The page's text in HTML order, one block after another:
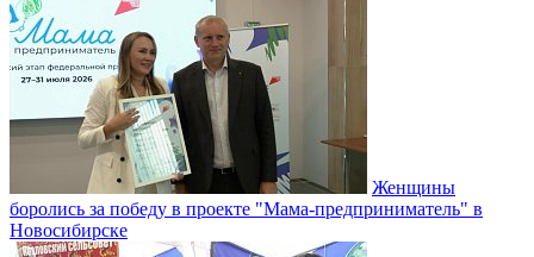
Женщины
боролись за победу в проекте "Мама-предприниматель" в
Новосибирске